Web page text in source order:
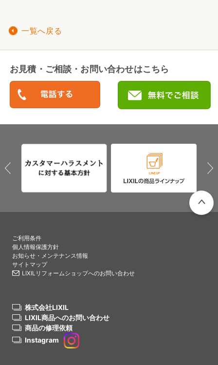
一覧へ戻る
お見積・ご相談・お問い合わせはこちら
ご利用条件
個人情報保護方針
お知らせ・メンテナンス情報
サイトマップ
LIXILリフォームショップへのお問い合わせ
株式会社LIXIL
LIXIL商品へのお問い合わせ
商品の修理依頼
Instagram